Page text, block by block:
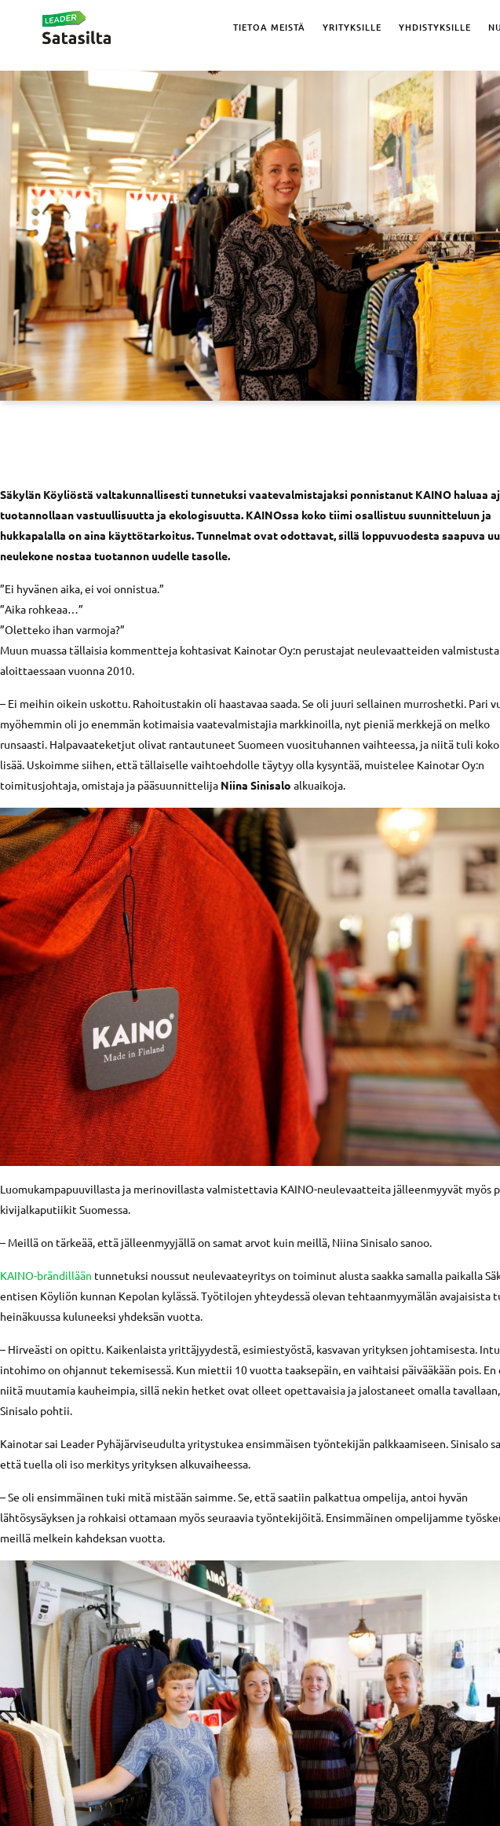
TIETOA MEISTÄ YRITYKSILLE YHDISTYKSILLE
Säkylän Köyliöstä valtakunnallisesti tunnetuksi vaatevalmistajaksi ponnistanut KAINO haluaa
tuotannollaan vastuullisuutta ja ekologisuutta. KAINOssa koko tiimi osallistuu suunnitteluun ja
hukkapalalla on aina käyttötarkoitus. Tunnelmat ovat odottavat, sillä loppuvuodesta saapuva
neulekone nostaa tuotannon uudelle tasolle.
”Ei hyvänen aika, ei voi onnistua.”
”Aika rohkeaa…”
”Oletteko ihan varmoja?”
Muun muassa tällaisia kommentteja kohtasivat Kainotar Oy:n perustajat neulevaatteiden valmistusta
aloittaessaan vuonna 2010.
– Ei meihin oikein uskottu. Rahoitustakin oli haastavaa saada. Se oli juuri sellainen murroshetki. Pari
myöhemmin oli jo enemmän kotimaisia vaatevalmistajia markkinoilla, nyt pieniä merkkejä on melko
runsaasti. Halpavaateketjut olivat rantautuneet Suomeen vuosituhannen vaihteessa, ja niitä tuli koko
lisää. Uskoimme siihen, että tällaiselle vaihtoehdolle täytyy olla kysyntää, muistelee Kainotar Oy:n
toimitusjohtaja, omistaja ja pääsuunnittelija Niina Sinisalo alkuaikoja.
Luomukampapuuvillasta ja merinovillasta valmistettavia KAINO-neulevaatteita jälleenmyyvät myös
kivijalkaputiikit Suomessa.
– Meillä on tärkeää, että jälleenmyyjällä on samat arvot kuin meillä, Niina Sinisalo sanoo.
KAINO-brändillään tunnetuksi noussut neulevaateyritys on toiminut alusta saakka samalla paikalla
entisen Köyliön kunnan Kepolan kylässä. Työtilojen yhteydessä olevan tehtaanmyymälän avajaisista
heinäkuussa kuluneeksi yhdeksän vuotta.
– Hirveästi on opittu. Kaikenlaista yrittäjyydestä, esimiestyöstä, kasvavan yrityksen johtamisesta.
intohimo on ohjannut tekemisessä. Kun miettii 10 vuotta taaksepäin, en vaihtaisi päivääkään pois. En
niitä muutamia kauheimpia, sillä nekin hetket ovat olleet opettavaisia ja jalostaneet omalla
Sinisalo pohtii.
Kainotar sai Leader Pyhäjärviseudulta yritystukea ensimmäisen työntekijän palkkaamiseen. Sinisalo
että tuella oli iso merkitys yrityksen alkuvaiheessa.
– Se oli ensimmäinen tuki mitä mistään saimme. Se, että saatiin palkattua ompelija, antoi hyvän
lähtösysäyksen ja rohkaisi ottamaan myös seuraavia työntekijöitä. Ensimmäinen ompelijamme
meillä melkein kahdeksan vuotta.